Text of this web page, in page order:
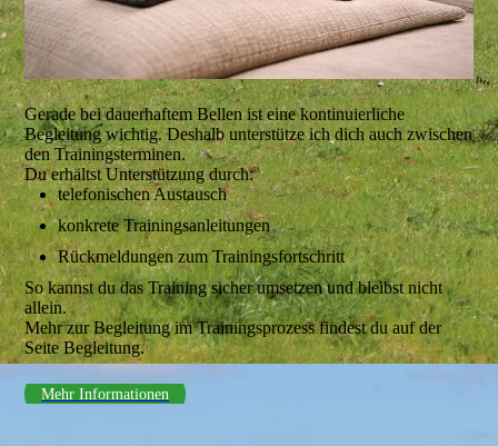
Gerade bei dauerhaftem Bellen ist eine kontinuierliche
Begleitung wichtig. Deshalb unterstütze ich dich auch zwischen
den Trainingsterminen.
Du erhältst Unterstützung durch:
telefonischen Austausch
konkrete Trainingsanleitungen
Rückmeldungen zum Trainingsfortschritt
So kannst du das Training sicher umsetzen und bleibst nicht
allein.
Mehr zur Begleitung im Trainingsprozess findest du auf der
Seite Begleitung.
Mehr Informationen